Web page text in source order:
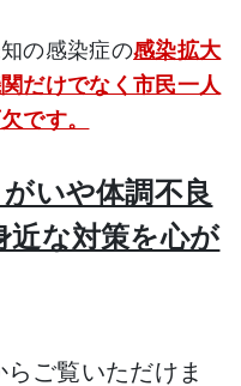
の感染症の感染拡大
だけでなく市民一人
です。
いや体調不良
近な対策を心が
ご覧いただけま